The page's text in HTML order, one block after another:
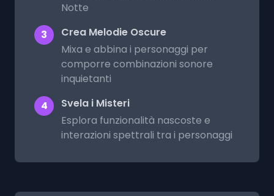
Notte
3
Crea Melodie Oscure
Mixa e abbina i personaggi per
comporre combinazioni sonore
inquietanti
4
Svela i Misteri
Esplora funzionalità nascoste e
interazioni spettrali tra i personaggi